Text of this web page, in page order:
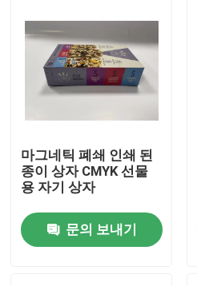
마그네틱 폐쇄 인쇄 된
종이 상자 CMYK 선물
용 자기 상자
문의 보내기